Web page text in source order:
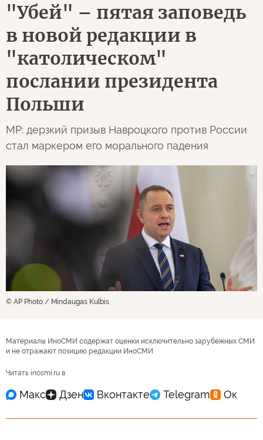
"Убей" – пятая заповедь
в новой редакции в
"католическом"
послании президента
Польши
MP: дерзкий призыв Навроцкого против России
стал маркером его морального падения
© AP Photo / Mindaugas Kulbis
Материалы ИноСМИ содержат оценки исключительно зарубежных СМИ
и не отражают позицию редакции ИноСМИ
Читать inosmi.ru в